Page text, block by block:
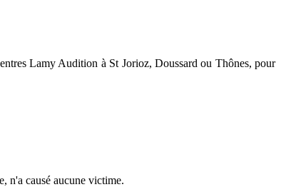
Lamy Audition à St Jorioz, Doussard ou Thônes, pour
n'a causé aucune victime.